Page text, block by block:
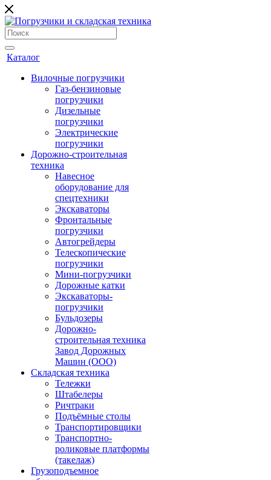
Каталог
Вилочные погрузчики
Газ-бензиновые
погрузчики
Дизельные
погрузчики
Электрические
погрузчики
Дорожно-строительная
техника
Навесное
оборудование для
спецтехники
Экскаваторы
Фронтальные
погрузчики
Автогрейдеры
Телескопические
погрузчики
Мини-погрузчики
Дорожные катки
Экскаваторы-
погрузчики
Бульдозеры
Дорожно-
строительная техника
Завод Дорожных
Машин (ООО)
Складская техника
Тележки
Штабелеры
Ричтраки
Подъёмные столы
Транспортировщики
Транспортно-
роликовые платформы
(такелаж)
Грузоподъемное